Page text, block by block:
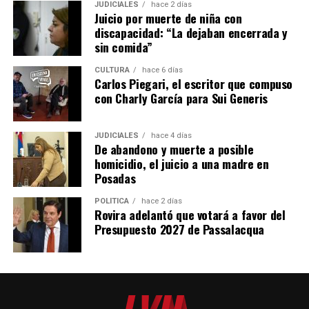
jugaba con la hija más chica de la ahora imputada.
“La familia era ella, su marido y Micaela,nunca supe
que tenía otra hija . Lo supe porque mi hijo me decía
que en la casa de Micaela habíauna ovejita que estaba
todo el tiempo y hacia ruidos. Un día hablando con
otros vecinos todos contaron que sus hijos contaban lo
mismo y les daba miedo”, recordó.
Tanto Da Silveira como Balmaceda coincidieron al
afirmar que vieron a Belén sola, sin ropa más que
pañales e incluso descalza deambular por el patio, tanto
en horas de la siesta como por las noches.
Justamente, Balmaceda indicó que “el problema empezó
cuando a la noche la nena empezaba a llorar mucho. La
no podía dormir porque se escuchaban mucho los
JUDICIALES hace 2 días
Juicio por muerte de niña con
discapacidad: “La dejaban encerrada y
sin comida”
CULTURA hace 6 días
Carlos Piegari, el escritor que compuso
con Charly García para Sui Generis
JUDICIALES hace 4 días
De abandono y muerte a posible
homicidio, el juicio a una madre en
Posadas
POLÍTICA hace 2 días
Rovira adelantó que votará a favor del
Presupuesto 2027 de Passalacqua